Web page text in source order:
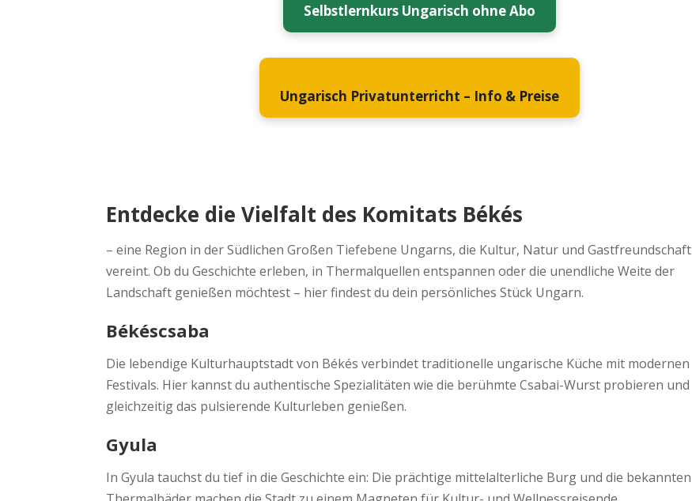
Selbstlernkurs Ungarisch ohne Abo
Ungarisch Privatunterricht – Info & Preise
Entdecke die Vielfalt des Komitats Békés
– eine Region in der Südlichen Großen Tiefebene Ungarns, die Kultur, Natur und Gastfreundschaft
vereint. Ob du Geschichte erleben, in Thermalquellen entspannen oder die unendliche Weite der
Landschaft genießen möchtest – hier findest du dein persönliches Stück Ungarn.
Békéscsaba
Die lebendige Kulturhauptstadt von Békés verbindet traditionelle ungarische Küche mit modernen
Festivals. Hier kannst du authentische Spezialitäten wie die berühmte Csabai-Wurst probieren und
gleichzeitig das pulsierende Kulturleben genießen.
Gyula
In Gyula tauchst du tief in die Geschichte ein: Die prächtige mittelalterliche Burg und die bekannten